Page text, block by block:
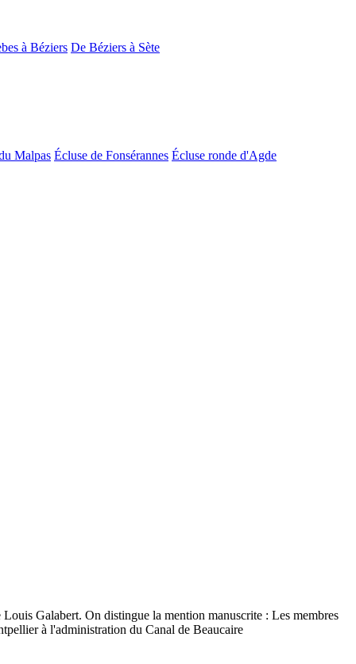
à Béziers De Béziers à Sète
Malpas Écluse de Fonsérannes Écluse ronde d'Agde